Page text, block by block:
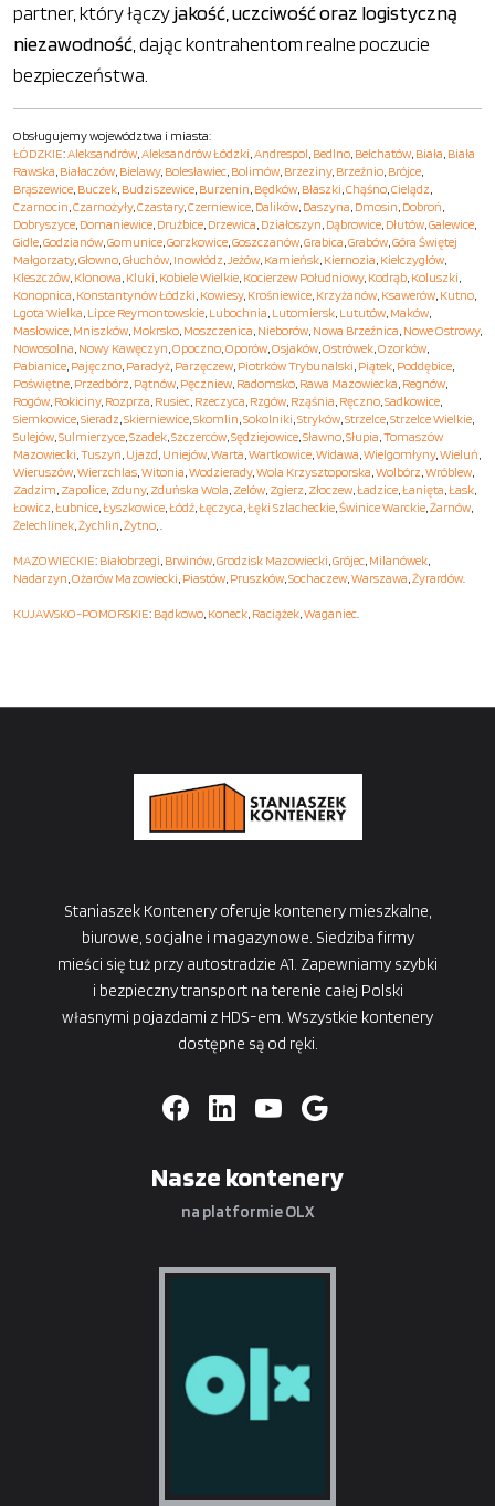
partner, który łączyjakość, uczciwość oraz logistyczną
niezawodność, dając kontrahentom realne poczucie
bezpieczeństwa.
Obsługujemy województwa i miasta:
ŁÓDZKIE:Aleksandrów,Aleksandrów Łódzki,Andrespol, Bedlno, Bełchatów, Biała, Biała
Rawska, Białaczów, Bielawy, Bolesławiec, Bolimów, Brzeziny, Brzeźnio, Brójce,
Brąszewice, Buczek, Budziszewice, Burzenin, Będków, Błaszki,Chąśno,Cielądz,
Czarnocin,Czarnożyły,Czastary,Czerniewice, Dalików, Daszyna, Dmosin, Dobroń,
Dobryszyce, Domaniewice, Drużbice, Drzewica, Działoszyn, Dąbrowice, Dłutów,Galewice,
Gidle,Godzianów,Gomunice,Gorzkowice,Goszczanów,Grabica,Grabów,Góra Świętej
Małgorzaty,Głowno,Głuchów, Inowłódz,Jeżów, Kamieńsk, Kiernozia, Kiełczygłów,
Kleszczów, Klonowa, Kluki, Kobiele Wielkie, Kocierzew Południowy, Kodrąb, Koluszki,
Konopnica, Konstantynów Łódzki, Kowiesy, Krośniewice, Krzyżanów, Ksawerów, Kutno,
Lgota Wielka, Lipce Reymontowskie, Lubochnia, Lutomiersk, Lututów, Maków,
Masłowice, Mniszków, Mokrsko, Moszczenica, Nieborów, Nowa Brzeźnica, Nowe Ostrowy,
Nowosolna, Nowy Kawęczyn,Opoczno,Oporów,Osjaków,Ostrówek,Ozorków,
Pabianice, Pajęczno, Paradyż, Parzęczew, Piotrków Trybunalski, Piątek, Poddębice,
Poświętne, Przedbórz, Pątnów, Pęczniew, Radomsko, Rawa Mazowiecka, Regnów,
Rogów, Rokiciny, Rozprza, Rusiec, Rzeczyca, Rzgów, Rząśnia, Ręczno,Sadkowice,
Siemkowice,Sieradz,Skierniewice,Skomlin,Sokolniki,Stryków,Strzelce,Strzelce Wielkie,
Sulejów,Sulmierzyce,Szadek,Szczerców,Sędziejowice,Sławno,Słupia,Tomaszów
Mazowiecki,Tuszyn, Ujazd, Uniejów,Warta,Wartkowice,Widawa,Wielgomłyny,Wieluń,
Wieruszów,Wierzchlas,Witonia,Wodzierady,Wola Krzysztoporska,Wolbórz,Wróblew,
Zadzim, Zapolice, Zduny, Zduńska Wola, Zelów, Zgierz, Złoczew,Ładzice,Łanięta,Łask,
Łowicz,Łubnice,Łyszkowice,Łódź,Łęczyca,Łęki Szlacheckie,Świnice Warckie,Żarnów,
Żelechlinek,Żychlin,Żytno, .
MAZOWIECKIE: Białobrzegi, Brwinów,Grodzisk Mazowiecki,Grójec, Milanówek,
Nadarzyn,Ożarów Mazowiecki, Piastów, Pruszków,Sochaczew,Warszawa,Żyrardów.
KUJAWSKO-POMORSKIE: Bądkowo, Koneck, Raciążek,Waganiec.
Staniaszek Kontenery oferuje kontenery mieszkalne,
biurowe, socjalne i magazynowe. Siedziba firmy
mieści się tuż przy autostradzie A1. Zapewniamy szybki
i bezpieczny transport na terenie całej Polski
własnymi pojazdami z HDS-em. Wszystkie kontenery
dostępne są od ręki.
Nasze kontenery
na platformie OLX